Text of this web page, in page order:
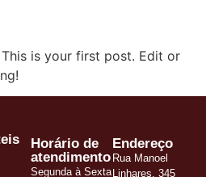
is your first post. Edit or
Horário de
atendimento
Segunda à Sexta
Endereço
Rua Manoel
Linhares, 345